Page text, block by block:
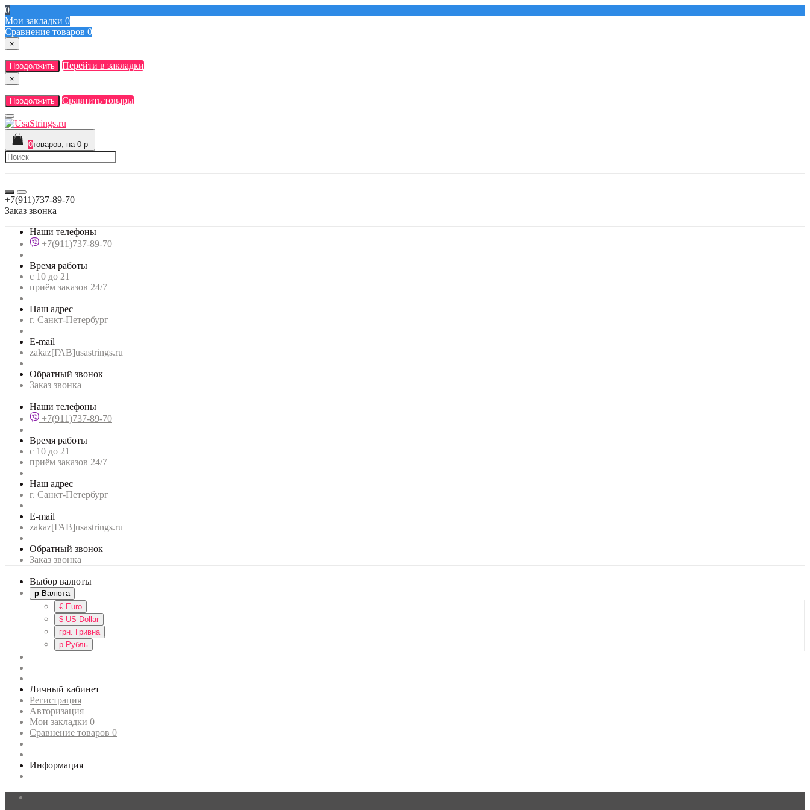
0
Мои закладки 0
Сравнение товаров 0
×
Продолжить Перейти в закладки
×
Продолжить Сравнить товары
0товаров, на 0 р
+7(911)737-89-70
Заказ звонка
Наши телефоны
+7(911)737-89-70
Время работы
с 10 до 21
приём заказов 24/7
Наш адрес
г. Санкт-Петербург
E-mail
zakaz[ГАВ]usastrings.ru
Обратный звонок
Заказ звонка
Наши телефоны
+7(911)737-89-70
Время работы
с 10 до 21
приём заказов 24/7
Наш адрес
г. Санкт-Петербург
E-mail
zakaz[ГАВ]usastrings.ru
Обратный звонок
Заказ звонка
Выбор валюты
р Валюта
€ Euro
$ US Dollar
грн. Гривна
р Рубль
Личный кабинет
Регистрация
Авторизация
Мои закладки 0
Сравнение товаров 0
Информация